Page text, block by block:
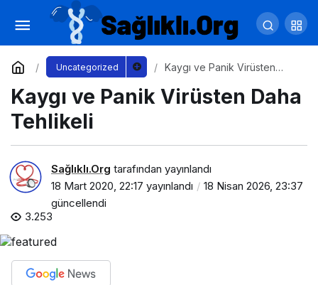
Uncategorized
Kaygı ve Panik Virüsten
Kaygı ve Panik Virüsten Daha
Tehlikeli
Sağlıklı.Org tarafından yayınlandı
18 Mart 2020, 22:17 yayınlandı
18 Nisan 2026, 23:37
güncellendi
3.253
İdrarda Kan Neyin Habercisi
Yorum Yap Paylaş